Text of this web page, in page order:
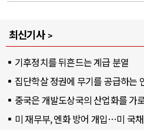
최신기사
기후정치를 뒤흔드는 계급 분열
집단학살 정권에 무기를 공급하는
중국은 개발도상국의 산업화를 가
미 재무부, 엔화 방어 개입…미 국